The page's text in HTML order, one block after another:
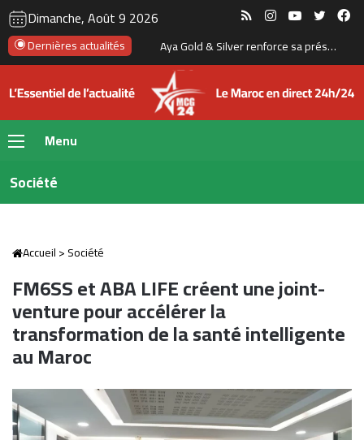
Dimanche, Août 9 2026 RSS InstagramYouTube
Dernières actualités Hausse des prix des carburants : les Marocains se tournent davantage vers les voitures électriques et hybrides
Menu
Société
Accueil>Société
FM6SS et ABA LIFE créent une joint-
venture pour accélérer la
transformation de la santé intelligente
au Maroc